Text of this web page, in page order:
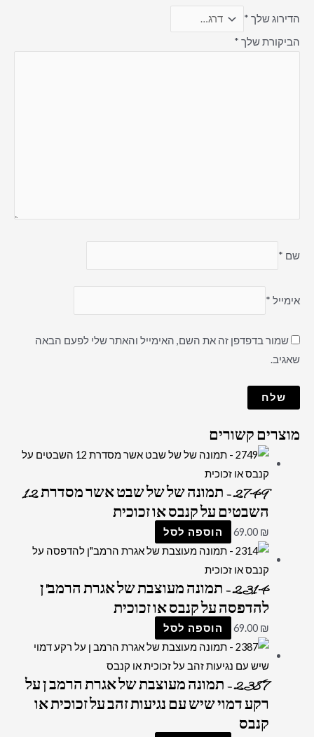
הדירוג שלך *
הביקורת שלך *
שם *
אימייל *
שמור בדפדפן זה את השם, האימייל והאתר שלי לפעם הבאה
שאגיב.
מוצרים קשורים
2749 – תמונה של של שבט אשר מסדרת 12
השבטים על קנבס או זכוכית
69.00 ₪ הוספה לסל
2314 – תמונה מעוצבת של אגרת הרמב"ן
להדפסה על קנבס או זכוכית
69.00 ₪ הוספה לסל
2387 – תמונה מעוצבת של אגרת הרמב ן על
רקע דמוי שיש עם נגיעות זהב על זכוכית או
קנבס